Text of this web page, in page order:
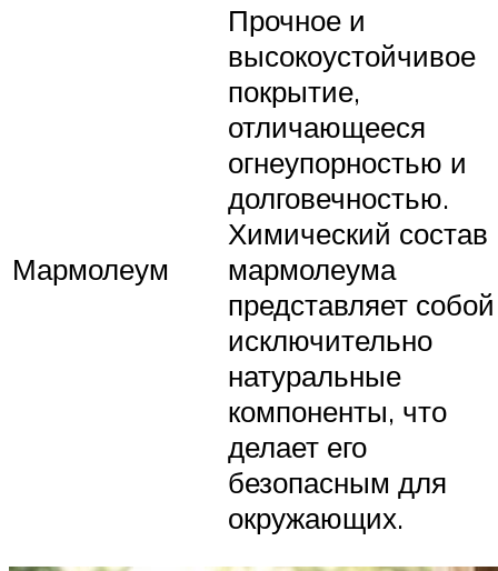
Мармолеум
Прочное и
высокоустойчивое
покрытие,
отличающееся
огнеупорностью и
долговечностью.
Химический состав
мармолеума
представляет собой
исключительно
натуральные
компоненты, что
делает его
безопасным для
окружающих.